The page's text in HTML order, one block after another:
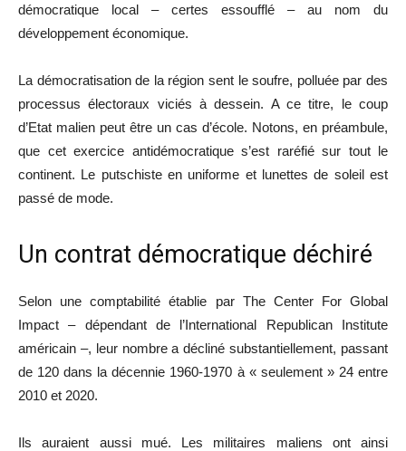
démocratique local – certes essoufflé – au nom du
développement économique.
La démocratisation de la région sent le soufre, polluée par des
processus électoraux viciés à dessein. A ce titre, le coup
d’Etat malien peut être un cas d’école. Notons, en préambule,
que cet exercice antidémocratique s’est raréfié sur tout le
continent. Le putschiste en uniforme et lunettes de soleil est
passé de mode.
Un contrat démocratique déchiré
Selon une comptabilité établie par The Center For Global
Impact – dépendant de l’International Republican Institute
américain –, leur nombre a décliné substantiellement, passant
de 120 dans la décennie 1960-1970 à « seulement » 24 entre
2010 et 2020.
Ils auraient aussi mué. Les militaires maliens ont ainsi